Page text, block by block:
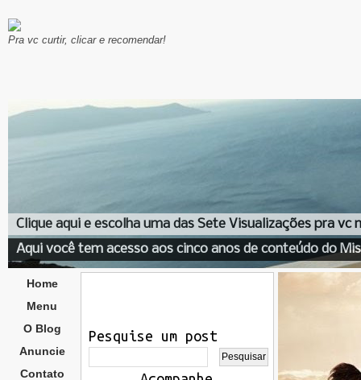
Pra vc curtir, clicar e recomendar!
Clique aqui e escolha uma das Sete Visualizações pra vc
Aqui você tem acesso aos cinco anos de conteúdo do
Home
Menu
O Blog
Anuncie
Contato
Pesquise um post